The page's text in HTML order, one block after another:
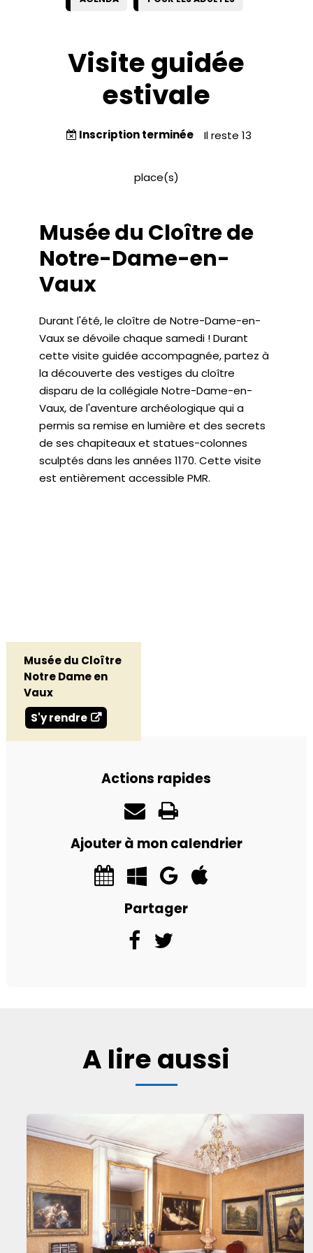
Visite guidée
estivale
Inscription terminée Il reste 13
place(s)
Musée du Cloître de
Notre-Dame-en-
Vaux
Durant l'été, le cloître de Notre-Dame-en-
Vaux se dévoile chaque samedi ! Durant
cette visite guidée accompagnée, partez à
la découverte des vestiges du cloître
disparu de la collégiale Notre-Dame-en-
Vaux, de l'aventure archéologique qui a
permis sa remise en lumière et des secrets
de ses chapiteaux et statues-colonnes
sculptés dans les années 1170. Cette visite
est entièrement accessible PMR.
Musée du Cloître
Notre Dame en
Vaux
S'y rendre
Actions rapides
Ajouter à mon calendrier
Partager
A lire aussi